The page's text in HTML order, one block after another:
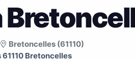
Bretoncelles (61110)
61110 Bretoncelles